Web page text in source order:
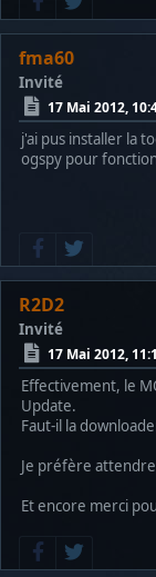
fma60
Invité
17 Mai 2012,
j'ai pus installer la
ogspy pour
R2D2
Invité
17 Mai 2012,
Effectivement, le
Update.
Faut-il la
Je préfère
Et encore merci